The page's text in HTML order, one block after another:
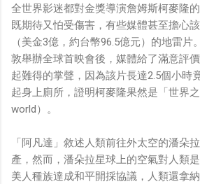
全世界影迷都對金獎導演詹姆斯柯麥隆
既期待又怕受傷害，有些媒體甚至擔心
（美金3億，約台幣96.5億元）的地雷片
敦舉辦全球首映會後，媒體給了滿意評
起難得的掌聲，因為該片長達2.5個小時
起身上廁所，證明柯麥隆果然是「世界
world）。
「阿凡達」敘述人類前往外太空的潘朵
產，然而，潘朵拉星球上的空氣對人類
美人種族達成和平開採協議，人類還拿